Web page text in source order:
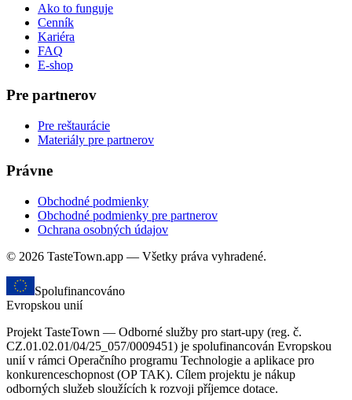
Ako to funguje
Cenník
Kariéra
FAQ
E-shop
Pre partnerov
Pre reštaurácie
Materiály pre partnerov
Právne
Obchodné podmienky
Obchodné podmienky pre partnerov
Ochrana osobných údajov
© 2026 TasteTown.app — Všetky práva vyhradené.
Spolufinancováno
Evropskou unií
Projekt TasteTown — Odborné služby pro start-upy (reg. č.
CZ.01.02.01/04/25_057/0009451) je spolufinancován Evropskou
unií v rámci Operačního programu Technologie a aplikace pro
konkurenceschopnost (OP TAK). Cílem projektu je nákup
odborných služeb sloužících k rozvoji příjemce dotace.